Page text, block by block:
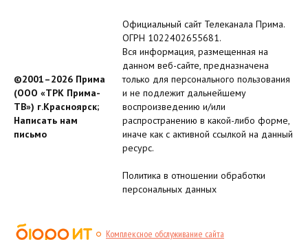
©2001–2026 Прима
(ООО «ТРК Прима-
ТВ») г.Красноярск;
Написать нам
письмо
Официальный сайт Телеканала Прима.
ОГРН 1022402655681.
Вся информация, размещенная на
данном веб-сайте, предназначена
только для персонального пользования
и не подлежит дальнейшему
воспроизведению и/или
распространению в какой-либо форме,
иначе как с активной ссылкой на данный
ресурс.
Политика в отношении обработки
персональных данных
Комплексное обслуживание сайта